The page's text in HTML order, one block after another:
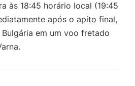
às 18:45 horário local (19:45
após o apito final,
em um voo fretado